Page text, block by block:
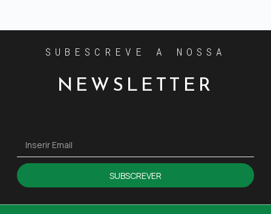
SUBESCREVE A NOSSA
NEWSLETTER
SUBSCREVER